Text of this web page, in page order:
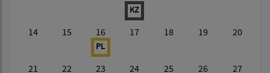
KZ
14 15 16
PL
17 18 19 20
21 22 23 24 25 26 27